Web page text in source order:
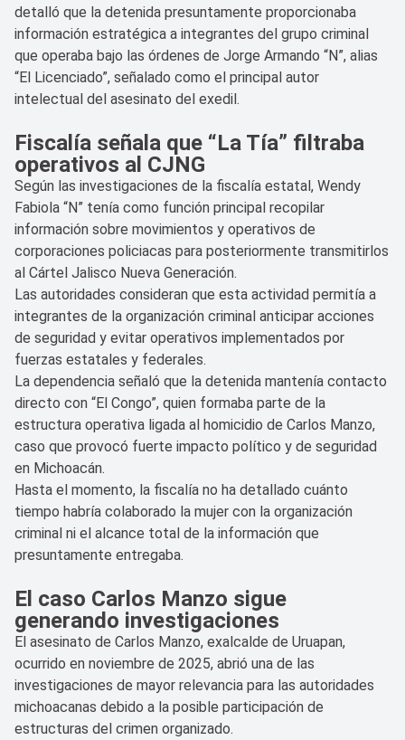
detalló que la detenida presuntamente proporcionaba
información estratégica a integrantes del grupo criminal
que operaba bajo las órdenes de Jorge Armando “N”, alias
“El Licenciado”, señalado como el principal autor
intelectual del asesinato del exedil.
Fiscalía señala que “La Tía” filtraba
operativos al CJNG
Según las investigaciones de la fiscalía estatal, Wendy
Fabiola “N” tenía como función principal recopilar
información sobre movimientos y operativos de
corporaciones policiacas para posteriormente transmitirlos
al Cártel Jalisco Nueva Generación.
Las autoridades consideran que esta actividad permitía a
integrantes de la organización criminal anticipar acciones
de seguridad y evitar operativos implementados por
fuerzas estatales y federales.
La dependencia señaló que la detenida mantenía contacto
directo con “El Congo”, quien formaba parte de la
estructura operativa ligada al homicidio de Carlos Manzo,
caso que provocó fuerte impacto político y de seguridad
en Michoacán.
Hasta el momento, la fiscalía no ha detallado cuánto
tiempo habría colaborado la mujer con la organización
criminal ni el alcance total de la información que
presuntamente entregaba.
El caso Carlos Manzo sigue
generando investigaciones
El asesinato de Carlos Manzo, exalcalde de Uruapan,
ocurrido en noviembre de 2025, abrió una de las
investigaciones de mayor relevancia para las autoridades
michoacanas debido a la posible participación de
estructuras del crimen organizado.